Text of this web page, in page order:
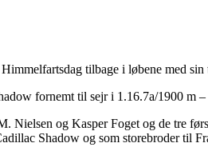
tilbage i løbene med
fornemt til sejr i 1.16.7a/1900 m
og Kasper Foget og de tre
Shadow og som storebroder til